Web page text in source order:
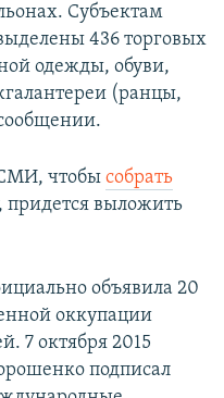
Субъектам
436 торговых
одежды, обуви,
(ранцы,
чтобы собрать
придется выложить
объявила 20
оккупации
7 октября 2015
подписал